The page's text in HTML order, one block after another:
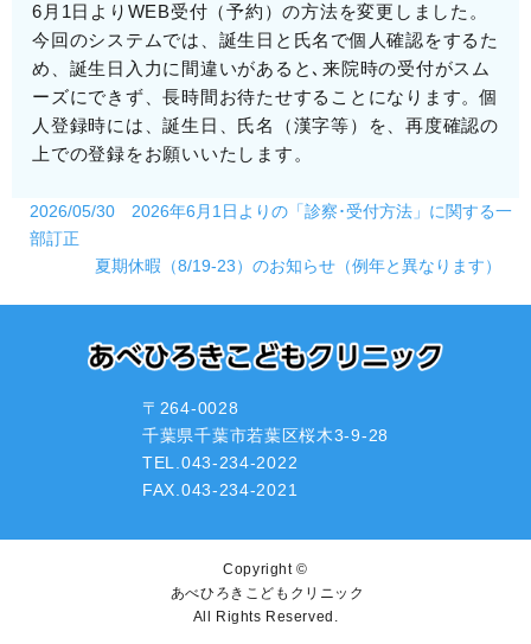
6月1日よりWEB受付（予約）の方法を変更しました。
今回のシステムでは、誕生日と氏名で個人確認をするた
め、誕生日入力に間違いがあると､来院時の受付がスム
ーズにできず、長時間お待たせすることになります。個
人登録時には、誕生日、氏名（漢字等）を、再度確認の
上での登録をお願いいたします。
2026/05/30 2026年6月1日よりの「診察･受付方法」に関する一
部訂正
夏期休暇（8/19-23）のお知らせ（例年と異なります）
〒264-0028
千葉県千葉市若葉区桜木3-9-28
TEL.043-234-2022
FAX.043-234-2021
Copyright ©
あべひろきこどもクリニック
All Rights Reserved.